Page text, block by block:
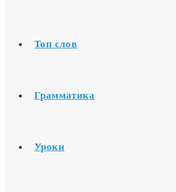
Топ слов
Грамматика
Уроки